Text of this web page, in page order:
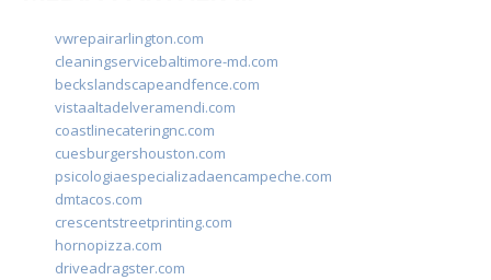
vwrepairarlington.com
cleaningservicebaltimore-md.com
beckslandscapeandfence.com
vistaaltadelveramendi.com
coastlinecateringnc.com
cuesburgershouston.com
psicologiaespecializadaencampeche.com
dmtacos.com
crescentstreetprinting.com
hornopizza.com
driveadragster.com